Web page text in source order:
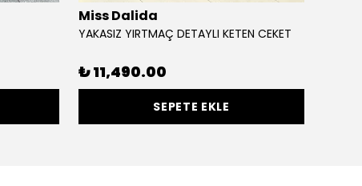
Miss Dalida
YAKASIZ YIRTMAÇ DETAYLI KETEN CEKET
₺ 11,490.00
SEPETE EKLE